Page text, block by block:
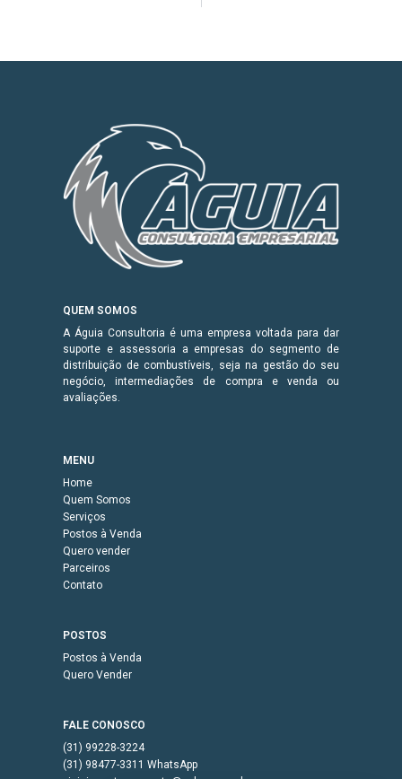
QUEM SOMOS
A Águia Consultoria é uma empresa voltada para dar
suporte e assessoria a empresas do segmento de
distribuição de combustíveis, seja na gestão do seu
negócio, intermediações de compra e venda ou
avaliações.
MENU
Home
Quem Somos
Serviços
Postos à Venda
Quero vender
Parceiros
Contato
POSTOS
Postos à Venda
Quero Vender
FALE CONOSCO
(31) 99228-3224
(31) 98477-3311 WhatsApp